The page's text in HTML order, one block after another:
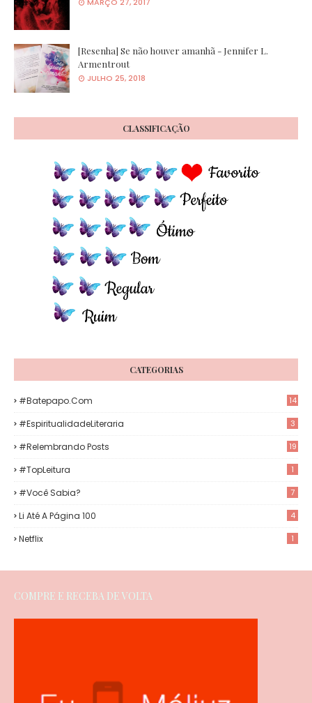
[Resenha] Se não houver amanhã - Jennifer L.
Armentrout
JULHO 25, 2018
CLASSIFICAÇÃO
CATEGORIAS
#Batepapo.com 14
#EspiritualidadeLiteraria 3
#Relembrando Posts 19
#TopLeitura 1
#Você Sabia? 7
Li Até A Página 100 4
Netflix 1
COMPRE E RECEBA DE VOLTA